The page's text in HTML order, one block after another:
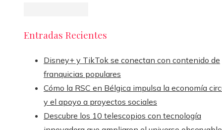
Entradas Recientes
Disney+ y TikTok se conectan con contenido de
franquicias populares
Cómo la RSC en Bélgica impulsa la economía
y el apoyo a proyectos sociales
Descubre los 10 telescopios con tecnología